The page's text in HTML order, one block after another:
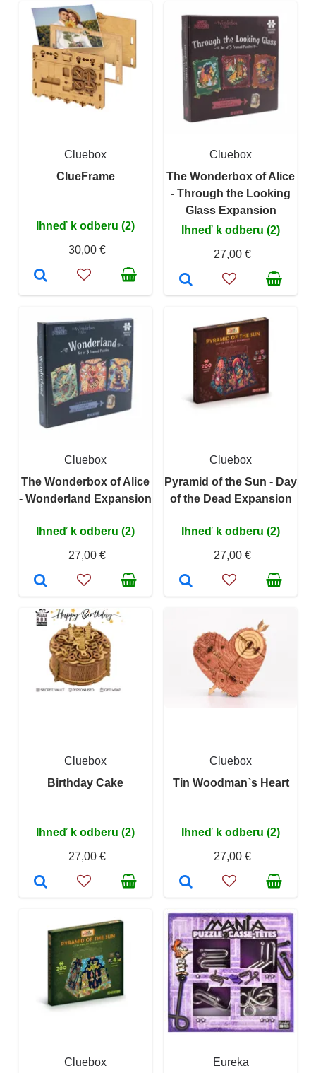
Cluebox
ClueFrame
Ihneď k odberu (2)
30,00 €
Cluebox
The Wonderbox of Alice
- Through the Looking
Glass Expansion
Ihneď k odberu (2)
27,00 €
Cluebox
The Wonderbox of Alice
- Wonderland Expansion
Ihneď k odberu (2)
27,00 €
Cluebox
Pyramid of the Sun - Day
of the Dead Expansion
Ihneď k odberu (2)
27,00 €
Cluebox
Birthday Cake
Ihneď k odberu (2)
27,00 €
Cluebox
Tin Woodman`s Heart
Ihneď k odberu (2)
27,00 €
Cluebox
Eureka